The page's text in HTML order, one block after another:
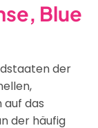
Blue
der
auf das
der häufig